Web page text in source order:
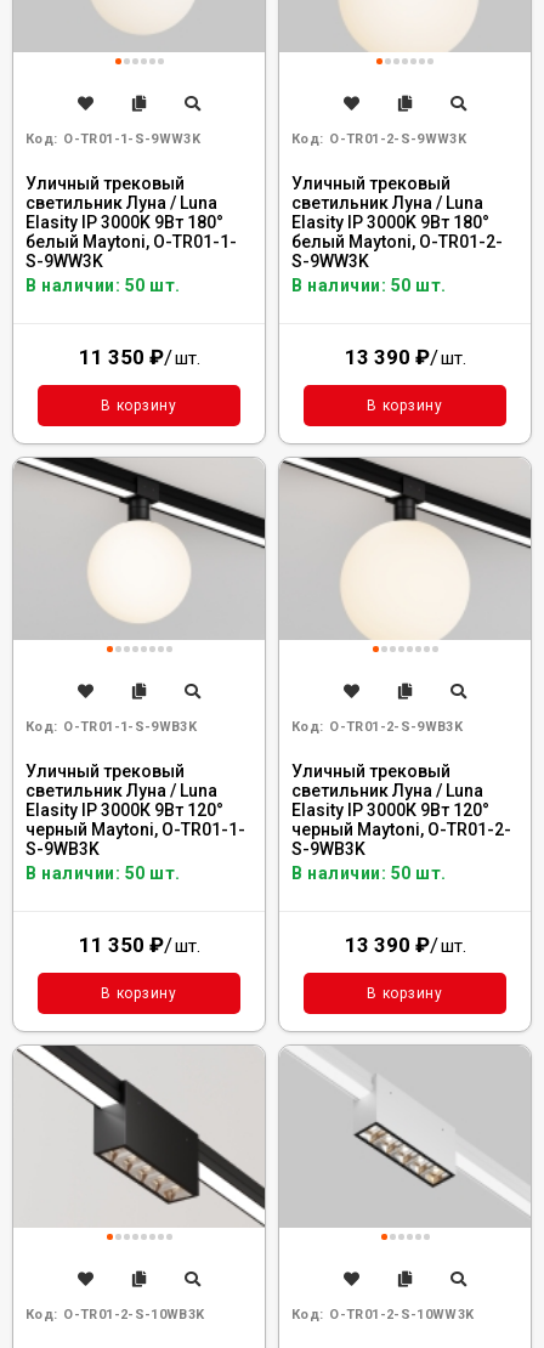
Код: O-TR01-1-S-9WW3K
Уличный трековый
светильник Луна / Luna
Elasity IP 3000K 9Вт 180°
белый Maytoni, O-TR01-1-
S-9WW3K
В наличии: 50 шт.
11 350 ₽/шт.
В корзину
Код: O-TR01-2-S-9WW3K
Уличный трековый
светильник Луна / Luna
Elasity IP 3000K 9Вт 180°
белый Maytoni, O-TR01-2-
S-9WW3K
В наличии: 50 шт.
13 390 ₽/шт.
В корзину
Код: O-TR01-1-S-9WB3K
Уличный трековый
светильник Луна / Luna
Elasity IP 3000К 9Вт 120°
черный Maytoni, O-TR01-1-
S-9WB3K
В наличии: 50 шт.
11 350 ₽/шт.
В корзину
Код: O-TR01-2-S-9WB3K
Уличный трековый
светильник Луна / Luna
Elasity IP 3000К 9Вт 120°
черный Maytoni, O-TR01-2-
S-9WB3K
В наличии: 50 шт.
13 390 ₽/шт.
В корзину
Код: O-TR01-2-S-10WB3K Код: O-TR01-2-S-10WW3K